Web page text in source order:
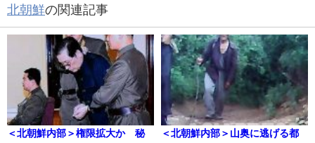
北朝鮮の関連記事
＜北朝鮮内部＞権限拡大か 秘
＜北朝鮮内部＞山奥に逃げる都